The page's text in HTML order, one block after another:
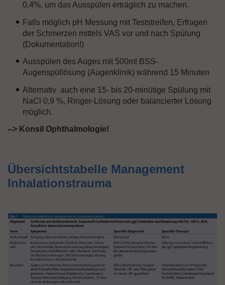
0.4%, um das Ausspülen erträglich zu machen.
Falls möglich pH Messung mit Teststreifen, Erfragen
der Schmerzen mittels VAS vor und nach Spülung
(Dokumentation!)
Ausspülen des Auges mit 500ml BSS-
Augenspüllösung (Augenklinik) während 15 Minuten
Alternativ auch eine 15- bis 20-minütige Spülung mit
NaCl 0,9 %, Ringer-Lösung oder balancierter Lösung
möglich.
--> Konsil Ophthalmologie!
Übersichtstabelle Management
Inhalationstrauma